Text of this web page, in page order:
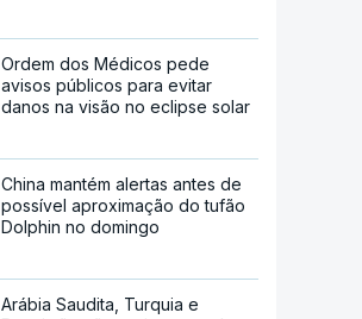
Ordem dos Médicos pede
avisos públicos para evitar
danos na visão no eclipse solar
China mantém alertas antes de
possível aproximação do tufão
Dolphin no domingo
Arábia Saudita, Turquia e